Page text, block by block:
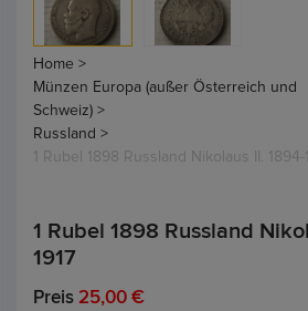
Home >
Münzen Europa (außer Österreich und
Schweiz) >
Russland >
1 Rubel 1898 Russland Nikolaus II. 1894-
1 Rubel 1898 Russland
1917
Preis 25,00 €